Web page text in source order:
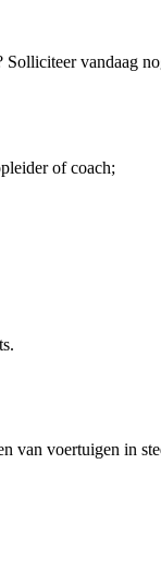
vandaag
of coach;
van voertuigen in